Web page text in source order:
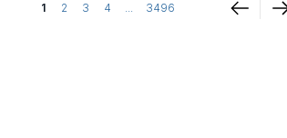
1 2 3 4 ... 3496